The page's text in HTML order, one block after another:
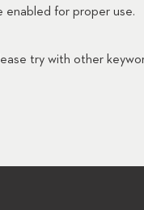
enabled for proper use.
try with other